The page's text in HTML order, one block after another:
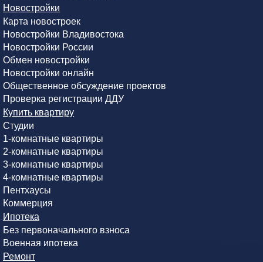
Новостройки
Карта новостроек
Новостройки Владивостока
Новостройки России
Обмен новостройки
Новостройки онлайн
Общественное обсуждение проектов
Проверка регистрации ДДУ
Купить квартиру
Студии
1-комнатные квартиры
2-комнатные квартиры
3-комнатные квартиры
4-комнатные квартиры
Пентхаусы
Коммерция
Ипотека
Без первоначального взноса
Военная ипотека
Ремонт